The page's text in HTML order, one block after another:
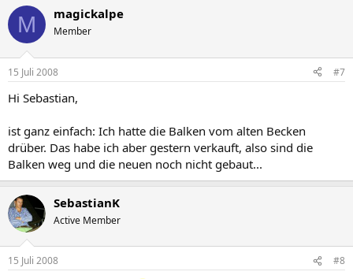
M magickalpe
Member
15 Juli 2008 #7
Hi Sebastian,
ist ganz einfach: Ich hatte die Balken vom alten Becken
drüber. Das habe ich aber gestern verkauft, also sind die
Balken weg und die neuen noch nicht gebaut...
SebastianK
Active Member
15 Juli 2008 #8